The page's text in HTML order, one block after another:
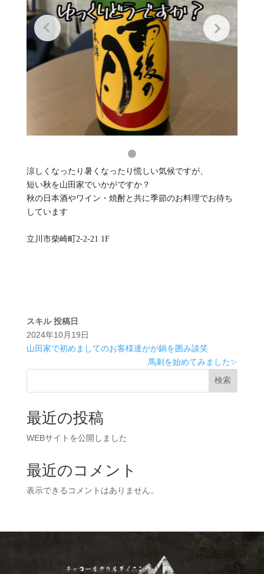
涼しくなったり暑くなったり慌しい気候ですが、
短い秋を山田家でいかがですか？
秋の日本酒やワイン・焼酎と共に季節のお料理でお待ち
しています
立川市柴崎町2-2-21 1F
スキル 投稿日
2024年10月19日
山田家で初めましてのお客様達がが鍋を囲み談笑
馬刺を始めてみました✨
検索
最近の投稿
WEBサイトを公開しました
最近のコメント
表示できるコメントはありません。